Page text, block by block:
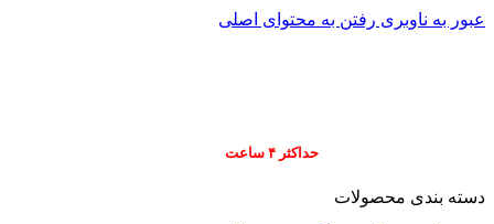
عبور به ناوبری رفتن به محتوای اصلی
حداکثر ۴ ساعت
دسته بندی محصولات